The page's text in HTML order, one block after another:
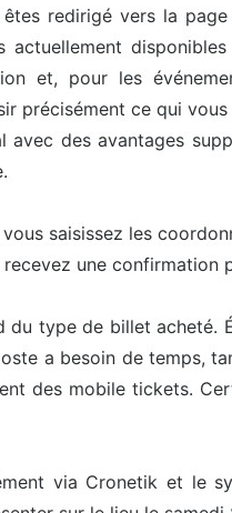
redirigé vers la
et, pour les
précisément ce qui
des avantages
saisissez les
une
type de billet acheté.
a besoin de temps,
des mobile tickets.
via Cronetik et le